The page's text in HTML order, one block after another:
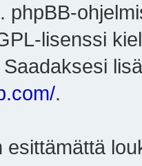
. phpBB-
lisenssi
.
esittämättä